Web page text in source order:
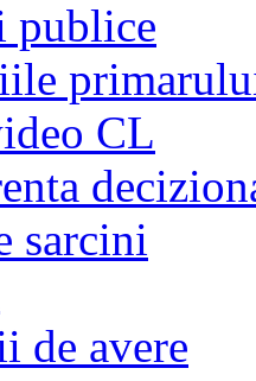
CL
sarcini
de avere